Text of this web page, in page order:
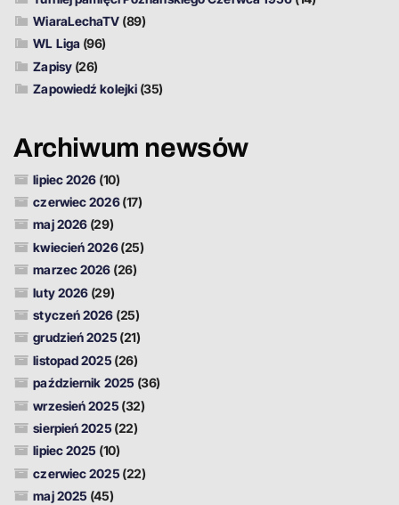
WiaraLechaTV (89)
WL Liga (96)
Zapisy(26)
Zapowiedź kolejki (35)
Archiwum newsów
lipiec 2026 (10)
czerwiec 2026(17)
maj 2026 (29)
kwiecień 2026(25)
marzec 2026 (26)
luty 2026 (29)
styczeń 2026 (25)
grudzień 2025 (21)
listopad 2025 (26)
październik 2025 (36)
wrzesień 2025 (32)
sierpień 2025 (22)
lipiec 2025 (10)
czerwiec 2025 (22)
maj 2025 (45)